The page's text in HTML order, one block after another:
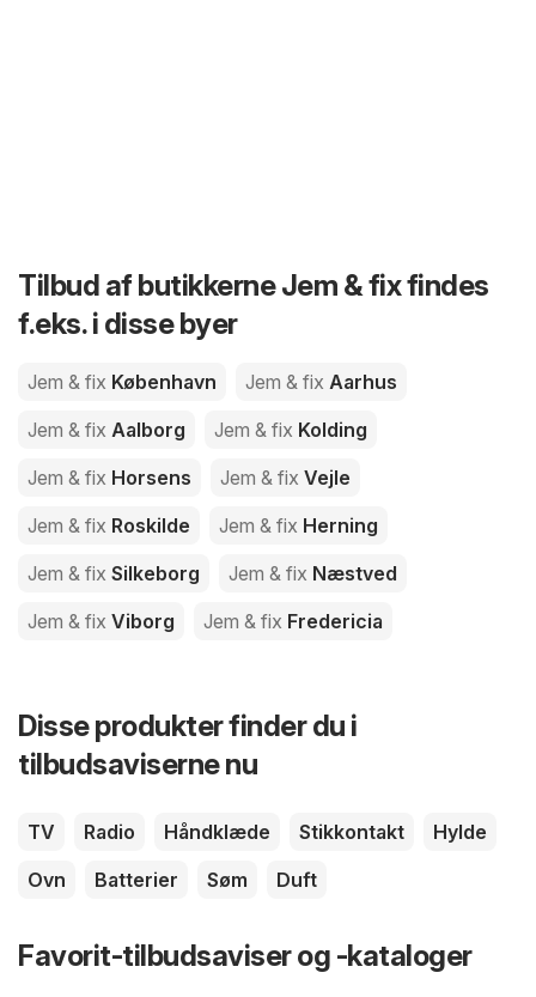
Tilbud af butikkerne Jem & fix findes
f.eks. i disse byer
Jem & fix København Jem & fix Aarhus
Jem & fix Aalborg Jem & fix Kolding
Jem & fix Horsens Jem & fix Vejle
Jem & fix Roskilde Jem & fix Herning
Jem & fix Silkeborg Jem & fix Næstved
Jem & fix Viborg Jem & fix Fredericia
Disse produkter finder du i
tilbudsaviserne nu
TV Radio Håndklæde Stikkontakt
Hylde
Ovn
Batterier Søm Duft
Favorit-tilbudsaviser og -kataloger